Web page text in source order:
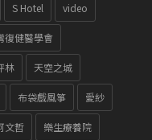
S Hotel video
復健醫學會
林 天空之城
布袋戲風箏 愛紗
文哲 樂生療養院